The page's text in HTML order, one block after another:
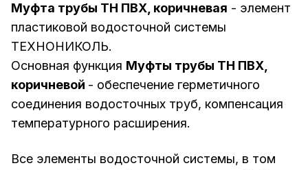
Муфта трубы ТН ПВХ, коричневая - элемент
пластиковой водосточной системы
ТЕХНОНИКОЛЬ.
Основная функция Муфты трубы ТН ПВХ,
коричневой - обеспечение герметичного
соединения водосточных труб, компенсация
температурного расширения.
Все элементы водосточной системы, в том